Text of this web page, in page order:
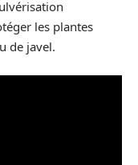
les plantes
de javel.